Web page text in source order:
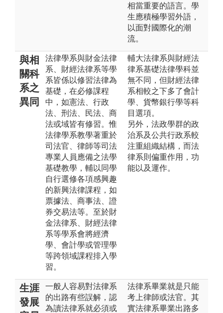
相當重要的語言。學
生應積極學習外語，
以面對國際化的潮
流。
與相
關科
系之
異同
法律學系與財金法律
系、財經法律系等學
系皆係以修習法律為
基礎，在必修課程
中，如憲法、行政
法、刑法、民法、商
法或域皆有修習。惟
法律學系教學著重於
司法官、律師等司法
專業人員應備之法學
基礎教學，輔以同學
自行選修各項感興趣
的新興法律課程，如
票據法、商事法、證
券交易法等。至於財
金法律系、財經法律
系等學系會將經濟
學、會計學或管理學
等跨領域課程排入學
習。
輔大法律系與財經法
律系基礎法律學科並
無不同，但財經法律
系相較之下多了會計
學、貨幣銀行學等科
目選項。
另外，法政學群的政
治系及公共行政系較
注重組織結構，而法
律系則偏重作用，功
能以及運作。
生涯
發展
一般人容易對法律系
的出路有些誤解，認
為讀法律系就必須或
法律系畢業就是只能
考上律師或法官。其
實法律系畢業出路多